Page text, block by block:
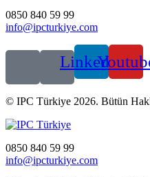
0850 840 59 99
info@ipcturkiye.com
Linkedin
© IPC Türkiye 2026. Bütün
0850 840 59 99
info@ipcturkiye.com